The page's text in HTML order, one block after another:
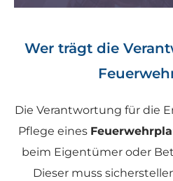
Wer trägt die
Die Verantwortung für die
Pflege eines
beim Eigentümer oder
Dieser muss